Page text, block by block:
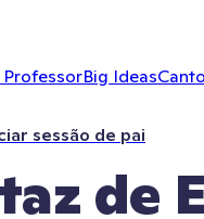
ProfessorBig Ideas
sessão de pai
de